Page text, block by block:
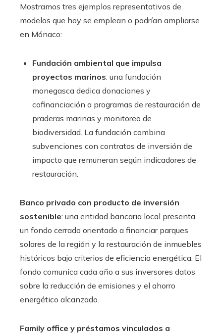
Mostramos tres ejemplos representativos de
modelos que hoy se emplean o podrían ampliarse
en Mónaco:
Fundación ambiental que impulsa
proyectos marinos: una fundación
monegasca dedica donaciones y
cofinanciación a programas de restauración de
praderas marinas y monitoreo de
biodiversidad. La fundación combina
subvenciones con contratos de inversión de
impacto que remuneran según indicadores de
restauración.
Banco privado con producto de inversión
sostenible: una entidad bancaria local presenta
un fondo cerrado orientado a financiar parques
solares de la región y la restauración de inmuebles
históricos bajo criterios de eficiencia energética. El
fondo comunica cada año a sus inversores datos
sobre la reducción de emisiones y el ahorro
energético alcanzado.
Family office y préstamos vinculados a